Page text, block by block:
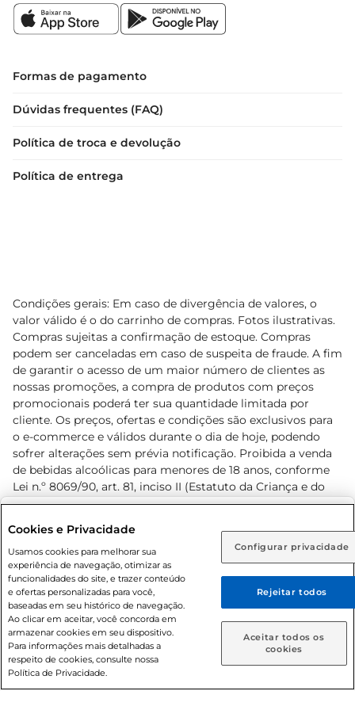
Rio de Janeiro (RJ) Goiás (GO)
Ou
Caso queira comprar online, informe como deseja receber
suas compras:
Entrega em casa Retire em Loja
Formas de pagamento
Dúvidas frequentes (FAQ)
Política de troca e devolução
Política de entrega
Condições gerais: Em caso de divergência de valores, o
valor válido é o do carrinho de compras. Fotos ilustrativas.
Compras sujeitas a confirmação de estoque. Compras
podem ser canceladas em caso de suspeita de fraude. A fim
de garantir o acesso de um maior número de clientes as
nossas promoções, a compra de produtos com preços
promocionais poderá ter sua quantidade limitada por
cliente. Os preços, ofertas e condições são exclusivos para
o e-commerce e válidos durante o dia de hoje, podendo
sofrer alterações sem prévia notificação. Proibida a venda
de bebidas alcoólicas para menores de 18 anos, conforme
Lei n.º 8069/90, art. 81, inciso II (Estatuto da Criança e do
Adolescente). Preços e condições exclusivos para o
prévio. O valor mínimo para as compras on-line é de R$
80,00.
© 2026 Copyright. Todos os direitos
reservados Prezunic.
Cookies e Privacidade
Usamos cookies para melhorar sua
experiência de navegação, otimizar as
funcionalidades do site, e trazer conteúdo
e ofertas personalizadas para você,
baseadas em seu histórico de navegação.
Ao clicar em aceitar, você concorda em
armazenar cookies em seu dispositivo.
Para informações mais detalhadas a
respeito de cookies, consulte nossa
Política de Privacidade.
Configurar privacidade
Rejeitar todos
Aceitar todos os
cookies